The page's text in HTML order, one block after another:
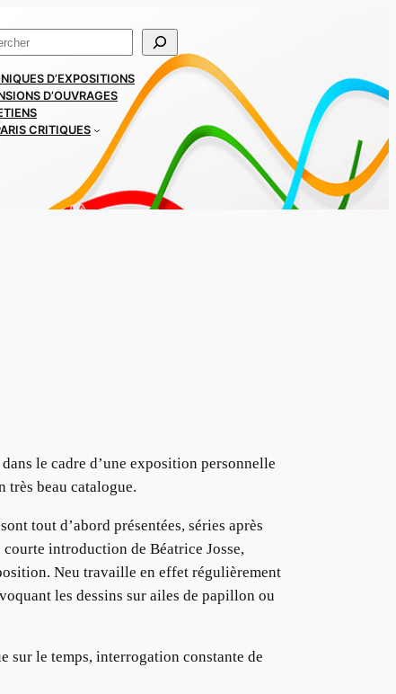
D’EXPOSITIONS
D’OUVRAGES
CRITIQUES
le cadre d’une exposition personnelle
très beau catalogue.
tout d’abord présentées, séries après
introduction de Béatrice Josse,
Neu travaille en effet régulièrement
les dessins sur ailes de papillon ou
le temps, interrogation constante de